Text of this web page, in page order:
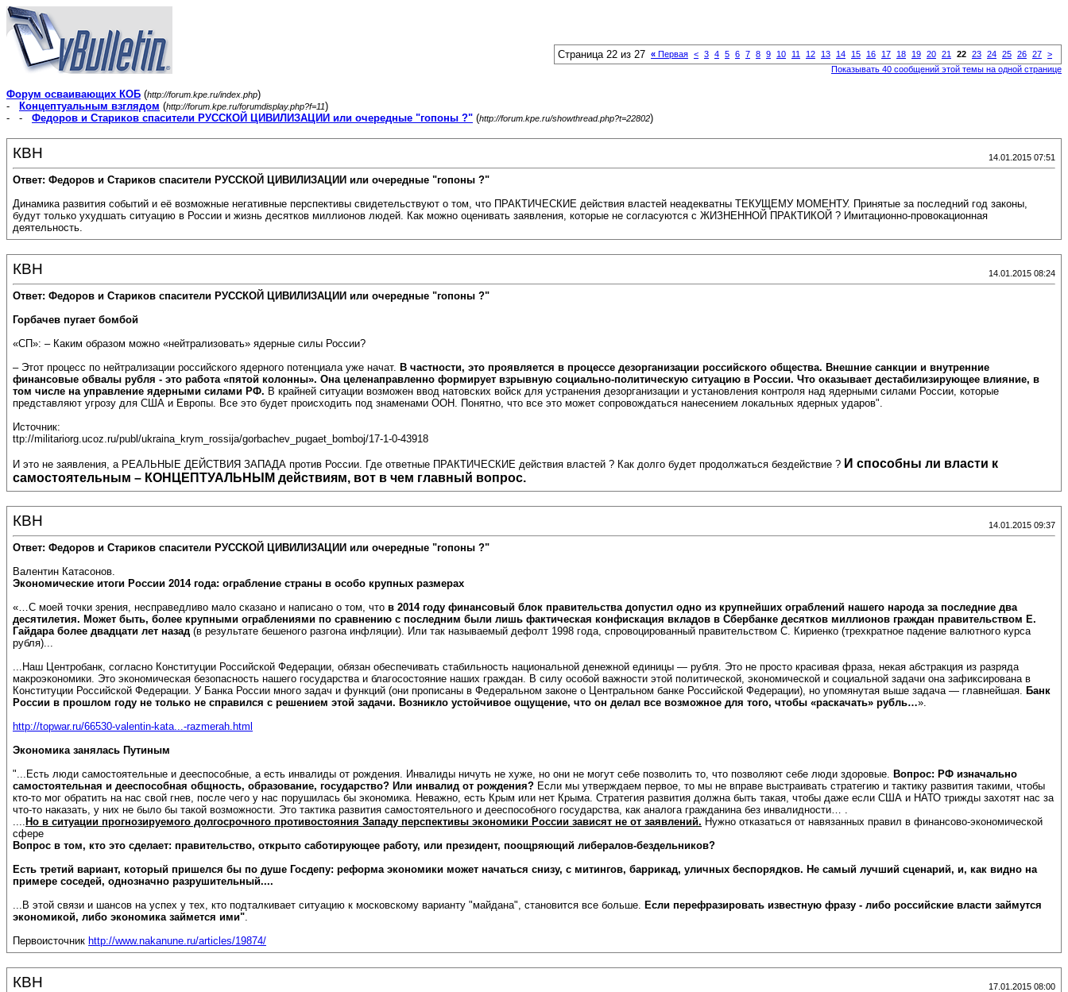
Страница 22 из 27 « Первая < 3 4 5 6 7 8 9 10 11 12 13 14 15 16 17 18 19 20 21 22 23 24 25 26 27 >
Показывать 40 сообщений этой темы на одной странице
Форум осваивающих КОБ (http://forum.kpe.ru/index.php)
-
Концептуальным взглядом (http://forum.kpe.ru/forumdisplay.php?f=11)
- - Федоров и Стариков спасители РУССКОЙ ЦИВИЛИЗАЦИИ или очередные "гопоны ?" (http://forum.kpe.ru/showthread.php?t=22802)
КВН 14.01.2015 07:51
Ответ: Федоров и Стариков спасители РУССКОЙ ЦИВИЛИЗАЦИИ или очередные "гопоны ?"
Динамика развития событий и её возможные негативные перспективы свидетельствуют о том, что ПРАКТИЧЕСКИЕ действия властей неадекватны ТЕКУЩЕМУ МОМЕНТУ. Принятые за последний год законы,
будут только ухудшать ситуацию в России и жизнь десятков миллионов людей. Как можно оценивать заявления, которые не согласуются с ЖИЗНЕННОЙ ПРАКТИКОЙ ? Имитационно-провокационная
деятельность.
КВН 14.01.2015 08:24
Ответ: Федоров и Стариков спасители РУССКОЙ ЦИВИЛИЗАЦИИ или очередные "гопоны ?"
Горбачев пугает бомбой
«СП»: – Каким образом можно «нейтрализовать» ядерные силы России?
– Этот процесс по нейтрализации российского ядерного потенциала уже начат. В частности, это проявляется в процессе дезорганизации российского общества. Внешние санкции и внутренние
финансовые обвалы рубля - это работа «пятой колонны». Она целенаправленно формирует взрывную социально-политическую ситуацию в России. Что оказывает дестабилизирующее влияние, в
том числе на управление ядерными силами РФ. В крайней ситуации возможен ввод натовских войск для устранения дезорганизации и установления контроля над ядерными силами России, которые
представляют угрозу для США и Европы. Все это будет происходить под знаменами ООН. Понятно, что все это может сопровождаться нанесением локальных ядерных ударов".
Источник:
ttp://militariorg.ucoz.ru/publ/ukraina_krym_rossija/gorbachev_pugaet_bomboj/17-1-0-43918
И это не заявления, а РЕАЛЬНЫЕ ДЕЙСТВИЯ ЗАПАДА против России. Где ответные ПРАКТИЧЕСКИЕ действия властей ? Как долго будет продолжаться бездействие ? И способны ли власти к
самостоятельным – КОНЦЕПТУАЛЬНЫМ действиям, вот в чем главный вопрос.
КВН 14.01.2015 09:37
Ответ: Федоров и Стариков спасители РУССКОЙ ЦИВИЛИЗАЦИИ или очередные "гопоны ?"
Валентин Катасонов.
Экономические итоги России 2014 года: ограбление страны в особо крупных размерах
«…С моей точки зрения, несправедливо мало сказано и написано о том, что в 2014 году финансовый блок правительства допустил одно из крупнейших ограблений нашего народа за последние два
десятилетия. Может быть, более крупными ограблениями по сравнению с последним были лишь фактическая конфискация вкладов в Сбербанке десятков миллионов граждан правительством Е.
Гайдара более двадцати лет назад (в результате бешеного разгона инфляции). Или так называемый дефолт 1998 года, спровоцированный правительством С. Кириенко (трехкратное падение валютного курса
рубля)...
...Наш Центробанк, согласно Конституции Российской Федерации, обязан обеспечивать стабильность национальной денежной единицы — рубля. Это не просто красивая фраза, некая абстракция из разряда
макроэкономики. Это экономическая безопасность нашего государства и благосостояние наших граждан. В силу особой важности этой политической, экономической и социальной задачи она зафиксирована в
Конституции Российской Федерации. У Банка России много задач и функций (они прописаны в Федеральном законе о Центральном банке Российской Федерации), но упомянутая выше задача — главнейшая. Банк
России в прошлом году не только не справился с решением этой задачи. Возникло устойчивое ощущение, что он делал все возможное для того, чтобы «раскачать» рубль…».
http://topwar.ru/66530-valentin-kata...-razmerah.html
Экономика занялась Путиным
"...Есть люди самостоятельные и дееспособные, а есть инвалиды от рождения. Инвалиды ничуть не хуже, но они не могут себе позволить то, что позволяют себе люди здоровые. Вопрос: РФ изначально
самостоятельная и дееспособная общность, образование, государство? Или инвалид от рождения? Если мы утверждаем первое, то мы не вправе выстраивать стратегию и тактику развития такими, чтобы
кто-то мог обратить на нас свой гнев, после чего у нас порушилась бы экономика. Неважно, есть Крым или нет Крыма. Стратегия развития должна быть такая, чтобы даже если США и НАТО трижды захотят нас за
что-то наказать, у них не было бы такой возможности. Это тактика развития самостоятельного и дееспособного государства, как аналога гражданина без инвалидности… .
.... Но в ситуации прогнозируемого долгосрочного противостояния Западу перспективы экономики России зависят не от заявлений. Нужно отказаться от навязанных правил в финансово-экономической
сфере
Вопрос в том, кто это сделает: правительство, открыто саботирующее работу, или президент, поощряющий либералов-бездельников?
Есть третий вариант, который пришелся бы по душе Госдепу: реформа экономики может начаться снизу, с митингов, баррикад, уличных беспорядков. Не самый лучший сценарий, и, как видно на
примере соседей, однозначно разрушительный....
...В этой связи и шансов на успех у тех, кто подталкивает ситуацию к московскому варианту "майдана", становится все больше. Если перефразировать известную фразу - либо российские власти займутся
экономикой, либо экономика займется ими".
Первоисточник http://www.nakanune.ru/articles/19874/
КВН 17.01.2015 08:00